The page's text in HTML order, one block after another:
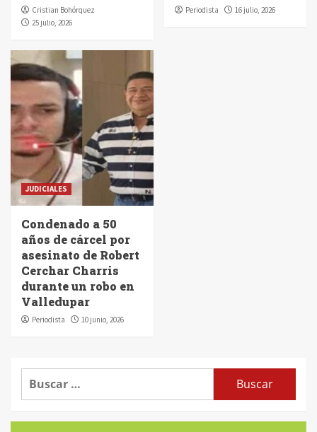
Cristian Bohórquez
25 julio, 2026
Periodista 16 julio, 2026
JUDICIALES
Condenado a 50
años de cárcel por
asesinato de Robert
Cerchar Charris
durante un robo en
Valledupar
Periodista 10 junio, 2026
Buscar: